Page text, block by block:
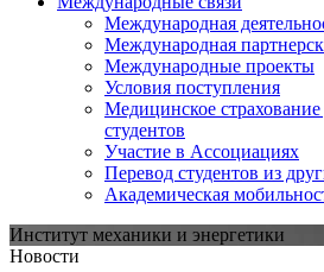
Международная
Международная
Международные проекты
Условия поступления
Медицинское
студентов
Участие в Ассоциациях
Перевод студентов из
Академическая
Институт механики и энергетики
Новости